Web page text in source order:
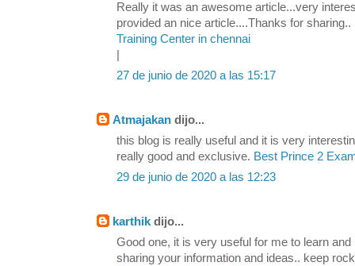
Really it was an awesome article...very
provided an nice article....Thanks for sharing..
Training Center in chennai
27 de junio de 2020 a las 15:17
Atmajakan dijo...
this blog is really useful and it is very
really good and exclusive. Best Prince 2
29 de junio de 2020 a las 12:23
karthik dijo...
Good one, it is very useful for me to learn
sharing your information and ideas.. keep